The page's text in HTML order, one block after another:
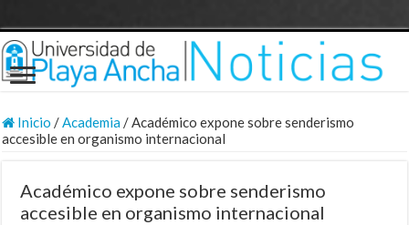
Inicio /Academia/Académico expone sobre senderismo
accesible en organismo internacional
Académico expone sobre senderismo
accesible en organismo internacional